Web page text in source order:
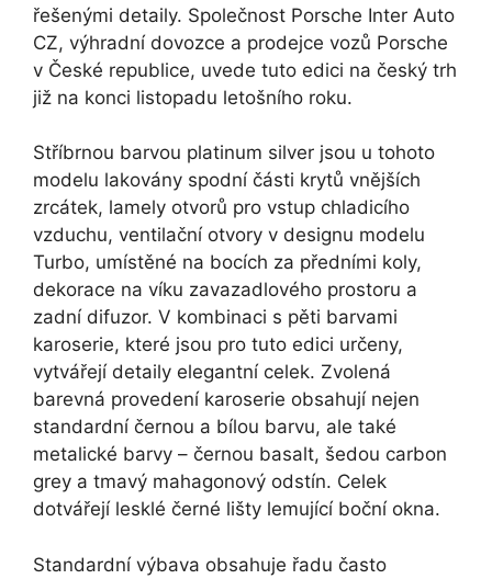
řešenými detaily. Společnost Porsche Inter Auto
CZ, výhradní dovozce a prodejce vozů Porsche
v České republice, uvede tuto edici na český trh
již na konci listopadu letošního roku.
Stříbrnou barvou platinum silver jsou u tohoto
modelu lakovány spodní části krytů vnějších
zrcátek, lamely otvorů pro vstup chladicího
vzduchu, ventilační otvory v designu modelu
Turbo, umístěné na bocích za předními koly,
dekorace na víku zavazadlového prostoru a
zadní difuzor. V kombinaci s pěti barvami
karoserie, které jsou pro tuto edici určeny,
vytvářejí detaily elegantní celek. Zvolená
barevná provedení karoserie obsahují nejen
standardní černou a bílou barvu, ale také
metalické barvy – černou basalt, šedou carbon
grey a tmavý mahagonový odstín. Celek
dotvářejí lesklé černé lišty lemující boční okna.
Standardní výbava obsahuje řadu často